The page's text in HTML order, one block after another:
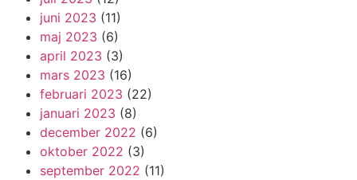
juni 2023 (11)
maj 2023 (6)
april 2023 (3)
mars 2023 (16)
februari 2023 (22)
januari 2023 (8)
december 2022 (6)
oktober 2022 (3)
september 2022 (11)